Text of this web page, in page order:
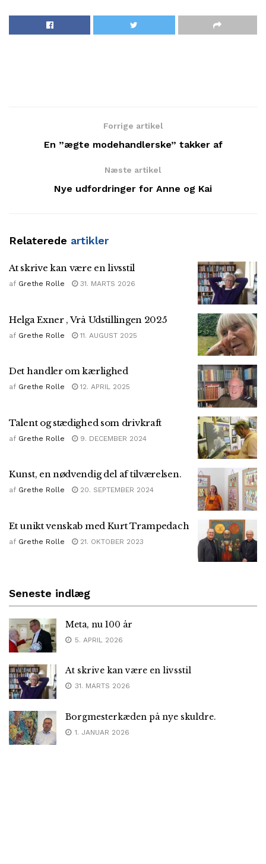
Forrige artikel
En ”ægte modehandlerske” takker af
Næste artikel
Nye udfordringer for Anne og Kai
Relaterede artikler
At skrive kan være en livsstil
af Grethe Rolle 31. MARTS 2026
Helga Exner , Vrå Udstillingen 2025
af Grethe Rolle 11. AUGUST 2025
Det handler om kærlighed
af Grethe Rolle 12. APRIL 2025
Talent og stædighed som drivkraft
af Grethe Rolle 9. DECEMBER 2024
Kunst, en nødvendig del af tilværelsen.
af Grethe Rolle 20. SEPTEMBER 2024
Et unikt venskab med Kurt Trampedach
af Grethe Rolle 21. OKTOBER 2023
Seneste indlæg
Meta, nu 100 år
5. APRIL 2026
At skrive kan være en livsstil
31. MARTS 2026
Borgmesterkæden på nye skuldre.
1. JANUAR 2026